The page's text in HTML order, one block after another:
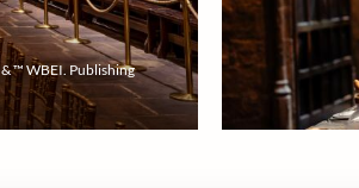
™ WBEI. Publishing